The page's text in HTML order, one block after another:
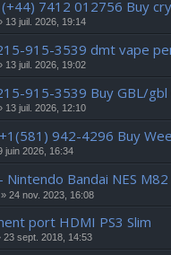
7412 012756 Buy
13 juil. 2026, 19:14
915-3539 dmt vape
13 juil. 2026, 19:02
915-3539 Buy GBL/gbl
13 juil. 2026, 12:10
942-4296 Buy
juin 2026, 16:34
Nintendo Bandai NES M82
» 24 nov. 2023, 16:08
port HDMI PS3 Slim
23 sept. 2018, 14:53